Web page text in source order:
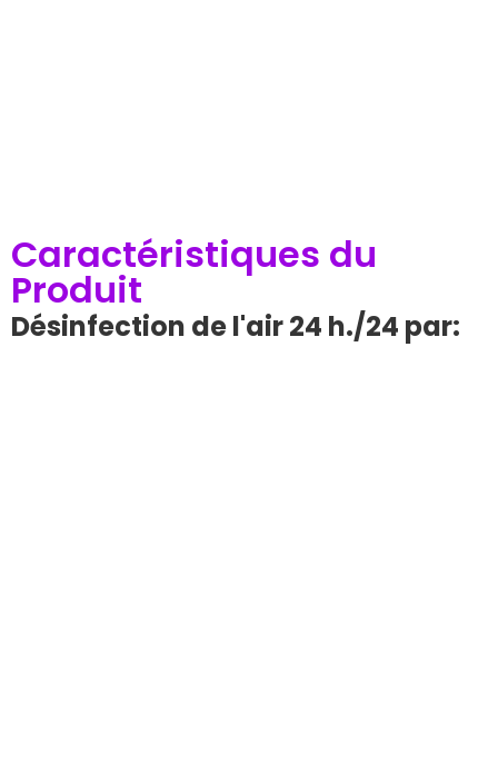
Caractéristiques du
Produit
Désinfection de l'air 24 h./24 par: